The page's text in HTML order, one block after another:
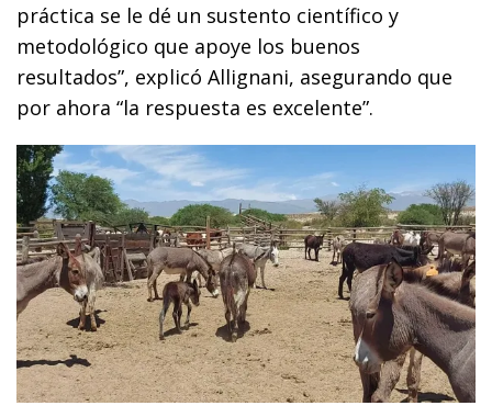
práctica se le dé un sustento científico y
metodológico que apoye los buenos
resultados”, explicó Allignani, asegurando que
por ahora “la respuesta es excelente”.